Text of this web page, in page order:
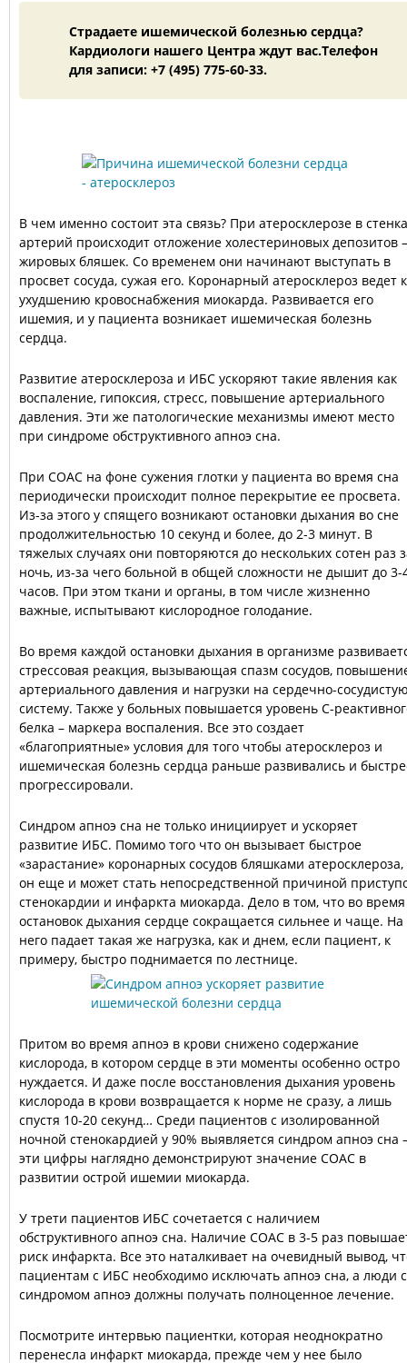
Страдаете ишемической болезнью сердца?
Кардиологи нашего Центра ждут вас.Телефон
для записи: +7 (495) 775-60-33.
В чем именно состоит эта связь? При атеросклерозе в
артерий происходит отложение холестериновых депозитов –
жировых бляшек. Со временем они начинают выступать в
просвет сосуда, сужая его. Коронарный атеросклероз ведет к
ухудшению кровоснабжения миокарда. Развивается его
ишемия, и у пациента возникает ишемическая болезнь
сердца.
Развитие атеросклероза и ИБС ускоряют такие явления как
воспаление, гипоксия, стресс, повышение артериального
давления. Эти же патологические механизмы имеют место
при синдроме обструктивного апноэ сна.
При СОАС на фоне сужения глотки у пациента во время сна
периодически происходит полное перекрытие ее просвета.
Из-за этого у спящего возникают остановки дыхания во сне
продолжительностью 10 секунд и более, до 2-3 минут. В
тяжелых случаях они повторяются до нескольких сотен раз
ночь, из-за чего больной в общей сложности не дышит до 3-
часов. При этом ткани и органы, в том числе жизненно
важные, испытывают кислородное голодание.
Во время каждой остановки дыхания в организме
стрессовая реакция, вызывающая спазм сосудов,
артериального давления и нагрузки на сердечно-
систему. Также у больных повышается уровень С-
белка – маркера воспаления. Все это создает
«благоприятные» условия для того чтобы атеросклероз и
ишемическая болезнь сердца раньше развивались и
прогрессировали.
Синдром апноэ сна не только инициирует и ускоряет
развитие ИБС. Помимо того что он вызывает быстрое
«зарастание» коронарных сосудов бляшками атеросклероза,
он еще и может стать непосредственной причиной
стенокардии и инфаркта миокарда. Дело в том, что во время
остановок дыхания сердце сокращается сильнее и чаще. На
него падает такая же нагрузка, как и днем, если пациент, к
примеру, быстро поднимается по лестнице.
Притом во время апноэ в крови снижено содержание
кислорода, в котором сердце в эти моменты особенно остро
нуждается. И даже после восстановления дыхания уровень
кислорода в крови возвращается к норме не сразу, а лишь
спустя 10-20 секунд… Среди пациентов с изолированной
ночной стенокардией у 90% выявляется синдром апноэ сна
эти цифры наглядно демонстрируют значение СОАС в
развитии острой ишемии миокарда.
У трети пациентов ИБС сочетается с наличием
обструктивного апноэ сна. Наличие СОАС в 3-5 раз
риск инфаркта. Все это наталкивает на очевидный вывод,
пациентам с ИБС необходимо исключать апноэ сна, а люди с
синдромом апноэ должны получать полноценное лечение.
Посмотрите интервью пациентки, которая неоднократно
перенесла инфаркт миокарда, прежде чем у нее было